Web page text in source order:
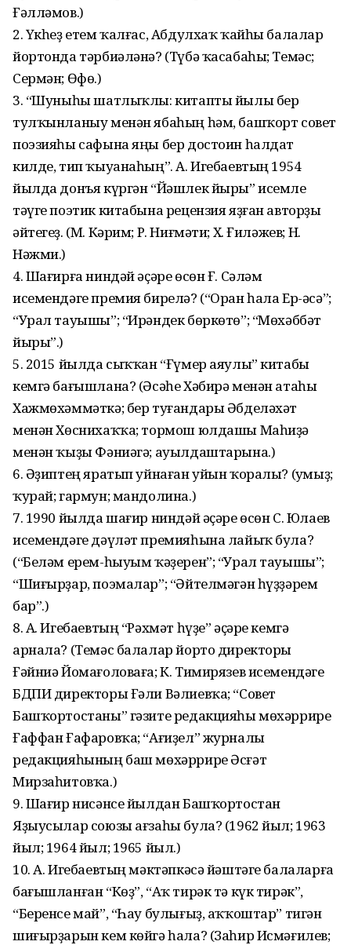
Ғәлләмов.)
2. Үкһеҙ етем ҡалғас, Абдулхаҡ ҡайһы балалар
йортонда тәрбиәләнә? (Түбә ҡасабаһы; Темәс;
Сермән; Өфө.)
3. “Шуныһы шатлыҡлы: китапты йылы бер
тулҡынланыу менән ябаһың һәм, башҡорт совет
поэзияһы сафына яңы бер достоин һалдат
килде, тип ҡыуанаһың”. А. Игебаевтың 1954
йылда донъя күргән “Йәшлек йыры” исемле
тәүге поэтик китабына рецензия яҙған авторҙы
әйтегеҙ. (М. Кәрим; Р. Ниғмәти; Х. Ғиләжев; Н.
Нәжми.)
4. Шағирға ниндәй әҫәре өсөн Ғ. Сә­ләм
исемендәге премия бирелә? (“Оран һала Ер-әсә”;
“Урал тауышы”; “Ирәндек бөркөтө”; “Мөхәббәт
йыры”.)
5. 2015 йылда сыҡҡан “Ғүмер аяулы” китабы
кемгә бағышлана? (Әсәһе Хәбирә менән атаһы
Хажмөхәммәткә; бер туғандары Әбделәхәт
менән Хөснихаҡҡа; тормош юлдашы Маһиҙә
менән ҡыҙы Фәниәгә; ауылдаштарына.)
6. Әҙиптең яратып уйнаған уйын ҡоралы? (Ҡумыҙ;
ҡурай; гармун; мандолина.)
7. 1990 йылда шағир ниндәй әҫәре өсөн С. Юлаев
исемендәге дәүләт премияһына лайыҡ була?
(“Беләм ерем-һыуым ҡәҙерен”; “Урал тауышы”;
“Шиғыр­ҙар, поэмалар”; “Әйтелмәгән һүҙҙәрем
бар”.)
8. А. Игебаевтың “Рәхмәт һүҙе” әҫәре кемгә
арнала? (Темәс балалар йорто директоры
Ғәйниә Йомағоловаға; К. Тимирязев исемендәге
БДПИ директоры Ғәли Вәлиевҡа; “Совет
Башҡортостаны” гәзите редакцияһы мөхәррире
Ғаффан Ғафаровҡа; “Ағиҙел” журналы
редакцияһының баш мөхәррире Әсғәт
Мирзаһитовҡа.)
9. Шағир нисәнсе йылдан Башҡорто­с­тан
Яҙыусылар союзы ағзаһы була? (1962 йыл; 1963
йыл; 1964 йыл; 1965 йыл.)
10. А. Игебаевтың мәктәпкәсә йәштәге балаларға
бағышланған “Көҙ”, “Аҡ тирәк тә күк тирәк”,
“Беренсе май”, “Һау булығыҙ, аҡҡоштар” тигән
шиғырҙарын кем көйгә һала? (Заһир Исмәғилев;